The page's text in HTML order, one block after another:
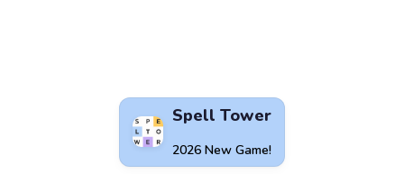
Spell Tower
2026 New Game!